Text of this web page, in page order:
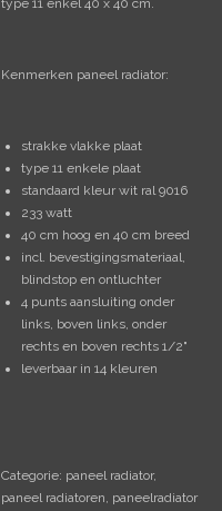
type 11 enkel 40 x 40 cm.
Kenmerken paneel radiator:
strakke vlakke plaat
type 11 enkele plaat
standaard kleur wit ral 9016
233 watt
40 cm hoog en 40 cm breed
incl. bevestigingsmateriaal,
blindstop en ontluchter
4 punts aansluiting onder
links, boven links, onder
rechts en boven rechts 1/2"
leverbaar in 14 kleuren
Categorie: paneel radiator,
paneel radiatoren, paneelradiator